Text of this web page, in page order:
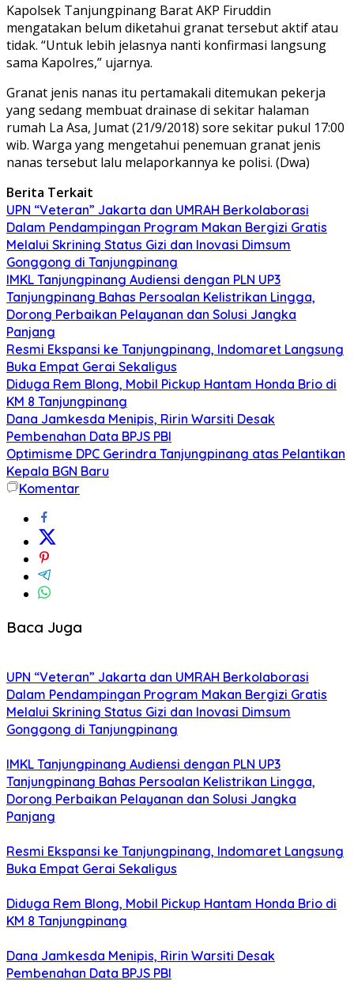
Kapolsek Tanjungpinang Barat AKP Firuddin
mengatakan belum diketahui granat tersebut aktif atau
tidak. “Untuk lebih jelasnya nanti konfirmasi langsung
sama Kapolres,” ujarnya.
Granat jenis nanas itu pertamakali ditemukan pekerja
yang sedang membuat drainase di sekitar halaman
rumah La Asa, Jumat (21/9/2018) sore sekitar pukul 17:00
wib. Warga yang mengetahui penemuan granat jenis
nanas tersebut lalu melaporkannya ke polisi. (Dwa)
Berita Terkait
UPN “Veteran” Jakarta dan UMRAH Berkolaborasi
Dalam Pendampingan Program Makan Bergizi Gratis
Melalui Skrining Status Gizi dan Inovasi Dimsum
Gonggong di Tanjungpinang
IMKL Tanjungpinang Audiensi dengan PLN UP3
Tanjungpinang Bahas Persoalan Kelistrikan Lingga,
Dorong Perbaikan Pelayanan dan Solusi Jangka
Panjang
Resmi Ekspansi ke Tanjungpinang, Indomaret Langsung
Buka Empat Gerai Sekaligus
Diduga Rem Blong, Mobil Pickup Hantam Honda Brio di
KM 8 Tanjungpinang
Dana Jamkesda Menipis, Ririn Warsiti Desak
Pembenahan Data BPJS PBI
Optimisme DPC Gerindra Tanjungpinang atas Pelantikan
Kepala BGN Baru
Komentar
Baca Juga
UPN “Veteran” Jakarta dan UMRAH Berkolaborasi
Dalam Pendampingan Program Makan Bergizi Gratis
Melalui Skrining Status Gizi dan Inovasi Dimsum
Gonggong di Tanjungpinang
IMKL Tanjungpinang Audiensi dengan PLN UP3
Tanjungpinang Bahas Persoalan Kelistrikan Lingga,
Dorong Perbaikan Pelayanan dan Solusi Jangka
Panjang
Resmi Ekspansi ke Tanjungpinang, Indomaret Langsung
Buka Empat Gerai Sekaligus
Diduga Rem Blong, Mobil Pickup Hantam Honda Brio di
KM 8 Tanjungpinang
Dana Jamkesda Menipis, Ririn Warsiti Desak
Pembenahan Data BPJS PBI